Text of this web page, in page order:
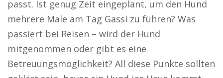
passt. Ist genug Zeit eingeplant, um den Hund
mehrere Male am Tag Gassi zu führen? Was
passiert bei Reisen – wird der Hund
mitgenommen oder gibt es eine
Betreuungsmöglichkeit? All diese Punkte sollten